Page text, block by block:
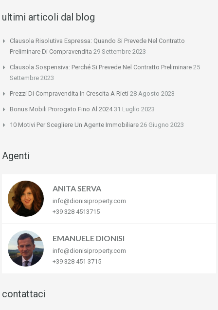
ultimi articoli dal blog
Clausola Risolutiva Espressa: Quando Si Prevede Nel Contratto
Preliminare Di Compravendita 29 Settembre 2023
Clausola Sospensiva: Perché Si Prevede Nel Contratto Preliminare 25
Settembre 2023
Prezzi Di Compravendita In Crescita A Rieti 28 Agosto 2023
Bonus Mobili Prorogato Fino Al 2024 31 Luglio 2023
10 Motivi Per Scegliere Un Agente Immobiliare 26 Giugno 2023
Agenti
ANITA SERVA
info@dionisiproperty.com
+39 328 4513715
EMANUELE DIONISI
info@dionisiproperty.com
+39 328 451 3715
contattaci